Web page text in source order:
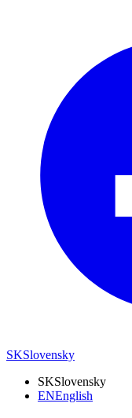
SKSlovensky
SKSlovensky
ENEnglish